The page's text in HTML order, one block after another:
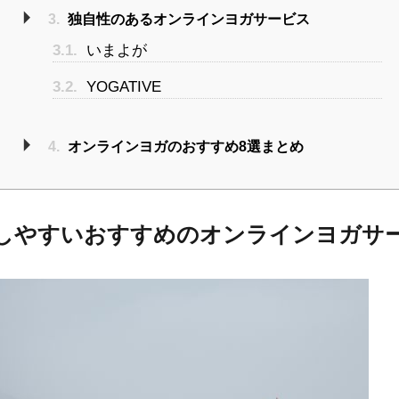
3. 独自性のあるオンラインヨガサービス
3.1. いまよが
3.2. YOGATIVE
4. オンラインヨガのおすすめ8選まとめ
やすいおすすめのオンラインヨガサ